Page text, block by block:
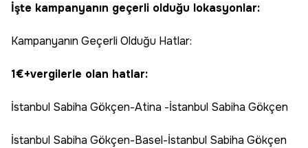
İşte kampanyanın geçerli olduğu lokasyonlar:
Kampanyanın Geçerli Olduğu Hatlar:
1€+vergilerle olan hatlar:
İstanbul Sabiha Gökçen-Atina -İstanbul Sabiha Gökçen
İstanbul Sabiha Gökçen-Basel-İstanbul Sabiha Gökçen